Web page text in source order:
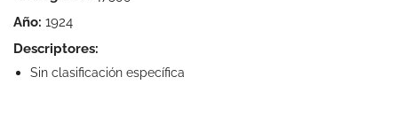
Año: 1924
Descriptores:
Sin clasificación específica